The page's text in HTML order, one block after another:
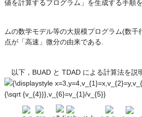
に
移
値を計算するプログラム」を生成する手順
ムの数学モデル等の大規模プログラム(数
点が「高速」微分の由来である.
以下，BUAD と TDAD による計算法を説
{\displaystyle
v_{1}\,}
{\displaystyle
v_{2}\,}
{\displaystyle
x\,}
{\displaystyle
y\,}
v_{6}\,}